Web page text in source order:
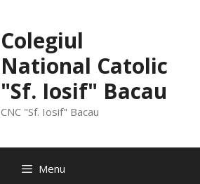
Colegiul
National Catolic
"Sf. Iosif" Bacau
CNC "Sf. Iosif" Bacau
Menu